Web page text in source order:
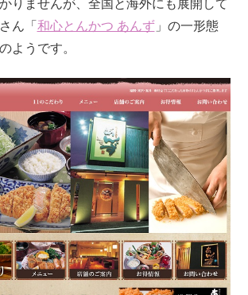
ん「和心とんかつ あんず」の一形態
ようです。